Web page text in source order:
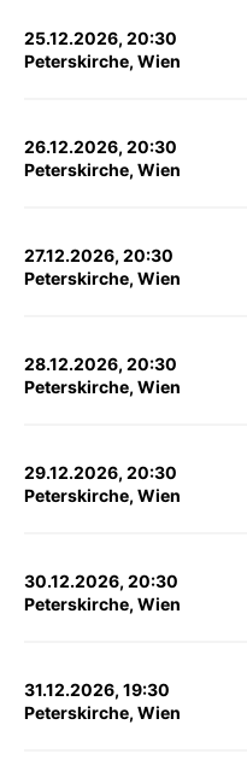
25.12.2026, 20:30
Peterskirche, Wien
26.12.2026, 20:30
Peterskirche, Wien
27.12.2026, 20:30
Peterskirche, Wien
28.12.2026, 20:30
Peterskirche, Wien
29.12.2026, 20:30
Peterskirche, Wien
30.12.2026, 20:30
Peterskirche, Wien
31.12.2026, 19:30
Peterskirche, Wien